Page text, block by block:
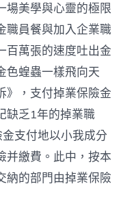
場美學與心靈的極限
職員餐與加入企業職
百萬張的速度吐出金
色蝗蟲一樣飛向天
》，支付掉業保險金
缺乏1年的掉業職
支付地以小我成分
并繳費。此中，按本
納的部門由掉業保險